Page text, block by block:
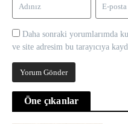
Daha sonraki yorumlarımda
ve site adresim bu tarayıcıya
Öne çıkanlar